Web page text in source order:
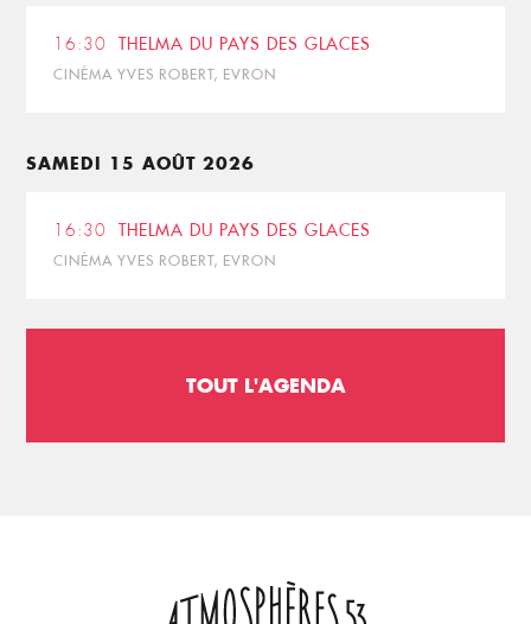
16:30 THELMA DU PAYS DES GLACES
CINÉMA YVES ROBERT, EVRON
SAMEDI 15 AOÛT 2026
16:30 THELMA DU PAYS DES GLACES
CINÉMA YVES ROBERT, EVRON
TOUT L'AGENDA